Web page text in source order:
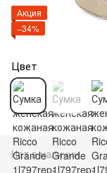
Акция
−34%
Цвет
Нет в наличии